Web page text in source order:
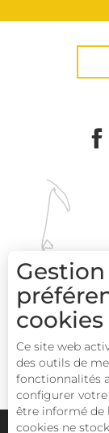
Plan du site
cookies
Ce site web
des outils de
fonctionnalités
configurer
être informé de
cookies ne